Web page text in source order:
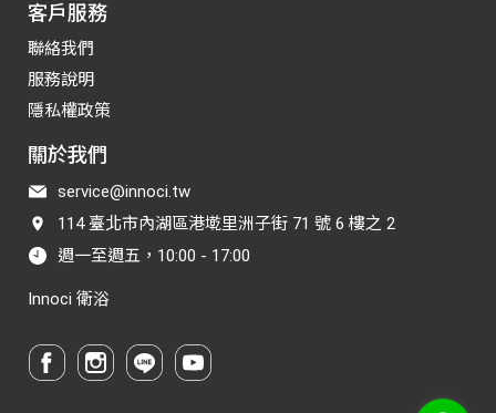
客戶服務
聯絡我們
服務說明
隱私權政策
關於我們
service@innoci.tw
114 臺北市內湖區港墘里洲子街 71 號 6 樓之 2
週一至週五，10:00 - 17:00
Innoci 衛浴